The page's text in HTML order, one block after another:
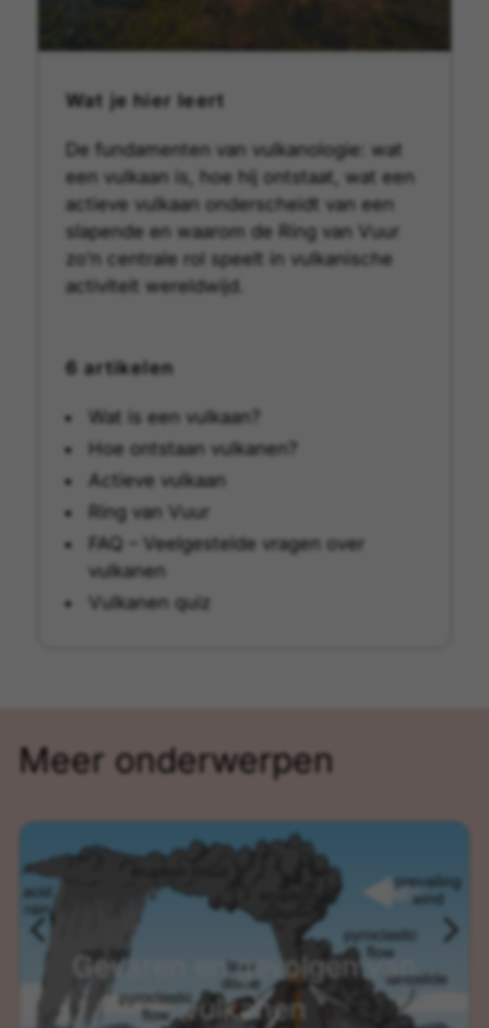
Wat je hier leert
De fundamenten van vulkanologie: wat
een vulkaan is, hoe hij ontstaat, wat een
actieve vulkaan onderscheidt van een
slapende en waarom de Ring van Vuur
zo’n centrale rol speelt in vulkanische
activiteit wereldwijd.
6 artikelen
Wat is een vulkaan?
Hoe ontstaan vulkanen?
Actieve vulkaan
Ring van Vuur
FAQ – Veelgestelde vragen over
vulkanen
Vulkanen quiz
Meer onderwerpen
Gevaren en gevolgen van
vulkanen